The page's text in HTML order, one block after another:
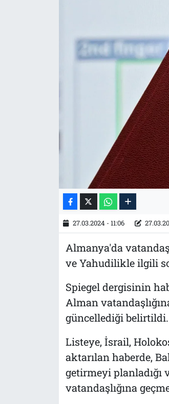
27.03.2024 - 11:06
Almanya'da
ve Yahudilikle ilgili
Spiegel dergisinin
Alman
güncellediği belirtildi.
Listeye, İsrail,
aktarılan haberde,
getirmeyi planladığı
vatandaşlığına